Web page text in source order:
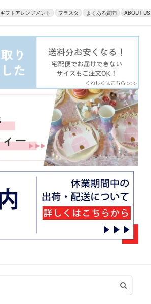
ギフトアレンジメント フラスタ よくある質問 ABOUT US